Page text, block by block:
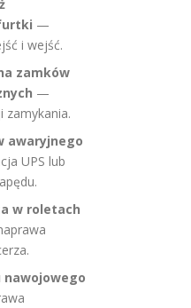
—
i wejść.
zamków
—
zamykania.
awaryjnego
UPS lub
w roletach
nawojowego